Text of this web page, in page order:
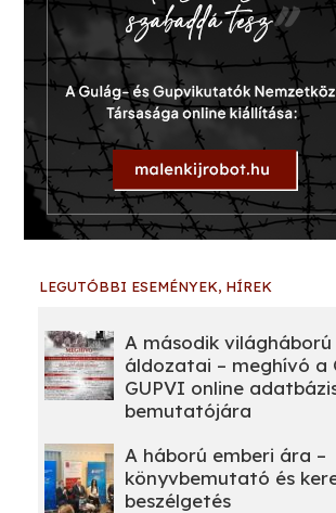
LEGUTÓBBI ESEMÉNYEK, HÍREK
A második
áldozatai – meghívó a
GUPVI online
bemutatójára
A háború emberi ára –
könyvbemutató és
beszélgetés